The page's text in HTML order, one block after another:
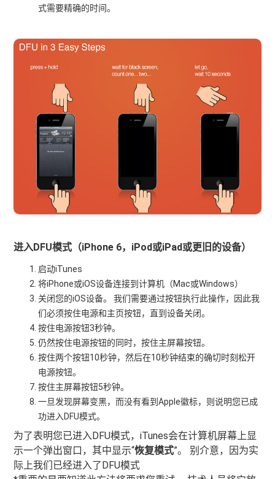
式需要精确的时间。
进入DFU模式（iPhone 6，iPod或iPad或更旧的设备）
启动iTunes
将iPhone或iOS设备连接到计算机（Mac或Windows）
关闭您的iOS设备。 我们需要通过按钮执行此操作，因此我
们必须按住电源和主页按钮，直到设备关闭。
按住电源按钮3秒钟。
仍然按住电源按钮的同时，按住主屏幕按钮。
按住两个按钮10秒钟，然后在10秒钟结束的确切时刻松开
电源按钮。
按住主屏幕按钮5秒钟。
一旦发现屏幕变黑，而没有看到Apple徽标，则说明您已成
功进入DFU模式。
为了表明您已进入DFU模式，iTunes会在计算机屏幕上显
示一个弹出窗口，其中显示“恢复模式”。 别介意，因为实
际上我们已经进入了DFU模式